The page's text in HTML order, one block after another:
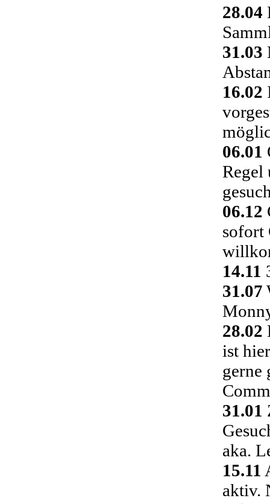
28.04
31.03
16.02
06.01
Regel
06.12
sofort
14.11
31.07
28.02
ist
gerne
31.01
aka.
15.11
aktiv.